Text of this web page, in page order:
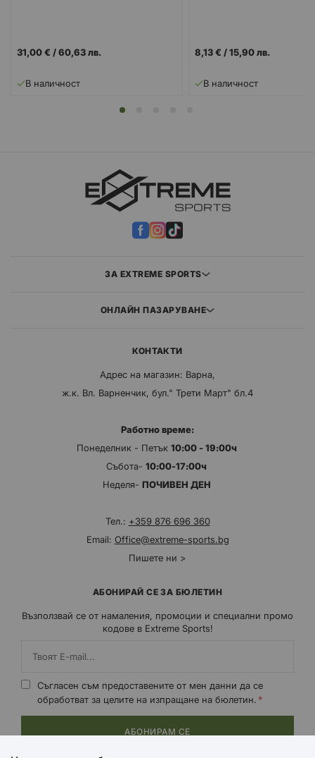
31,00 € /60,63 лв.
В наличност
8,13 € /15,90 лв.
В наличност
ЗА EXTREME SPORTS
ОНЛАЙН ПАЗАРУВАНЕ
КОНТАКТИ
Адрес на магазин: Варна,
ж.к. Вл. Варненчик, бул." Трети Март" бл.4
Работно време:
Понеделник - Петък 10:00 - 19:00ч
Събота- 10:00-17:00ч
Неделя- ПОЧИВЕН ДЕН
Тел.: +359 876 696 360
Email: Office@extreme-sports.bg
Пишете ни >
АБОНИРАЙ СЕ ЗА БЮЛЕТИН
Възползвай се от намаления, промоции и специални промо
кодове в Extreme Sports!
Съгласен съм предоставените от мен данни да се
обработват за целите на изпращане на бюлетин.
АБОНИРАМ СЕ